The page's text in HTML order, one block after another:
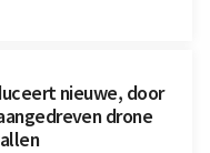
nieuwe, door
drone